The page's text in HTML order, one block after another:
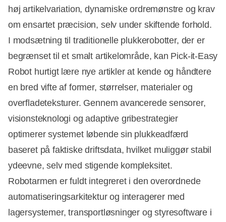
høj artikelvariation, dynamiske ordremønstre og krav
om ensartet præcision, selv under skiftende forhold.
I modsætning til traditionelle plukkerobotter, der er
begrænset til et smalt artikelområde, kan Pick-it-Easy
Robot hurtigt lære nye artikler at kende og håndtere
en bred vifte af former, størrelser, materialer og
overfladeteksturer. Gennem avancerede sensorer,
visionsteknologi og adaptive gribestrategier
optimerer systemet løbende sin plukkeadfærd
baseret på faktiske driftsdata, hvilket muliggør stabil
ydeevne, selv med stigende kompleksitet.
Robotarmen er fuldt integreret i den overordnede
automatiseringsarkitektur og interagerer med
lagersystemer, transportløsninger og styresoftware i